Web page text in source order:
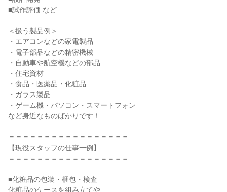
■試作評価 など
＜扱う製品例＞
・エアコンなどの家電製品
・電子部品などの精密機械
・自動車や航空機などの部品
・住宅資材
・食品・医薬品・化粧品
・ガラス製品
・ゲーム機・パソコン・スマートフォン
など身近なものばかりです！
＝＝＝＝＝＝＝＝＝＝＝＝＝＝＝＝＝
【現役スタッフの仕事一例】
＝＝＝＝＝＝＝＝＝＝＝＝＝＝＝＝＝
■化粧品の包装・梱包・検査
化粧品のケースを組み立てや、